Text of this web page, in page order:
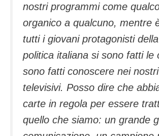
nostri programmi come
organico a qualcuno, mentre
tutti i giovani protagonisti
politica italiana si sono fatti le
sono fatti conoscere nei
televisivi. Posso dire che
carte in regola per essere
quello che siamo: un grande